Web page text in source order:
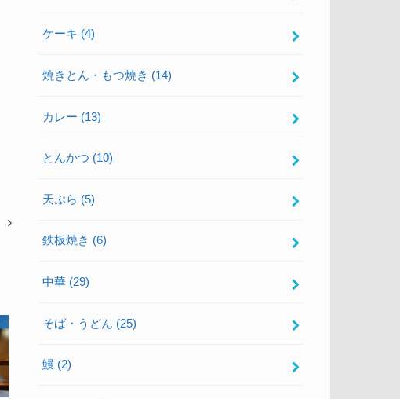
ケーキ (4)
焼きとん・もつ焼き (14)
カレー (13)
とんかつ (10)
天ぷら (5)
鉄板焼き (6)
中華 (29)
そば・うどん (25)
鰻 (2)